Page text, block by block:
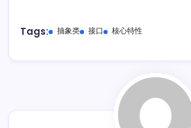
Tags: 抽象类 接口 核心特性